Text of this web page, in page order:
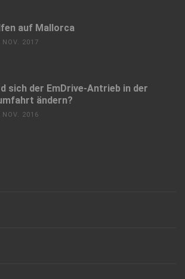
auf Mallorca
NOV. 2017
sich der EmDrive-Antrieb in der
ändern?
NOV. 2016